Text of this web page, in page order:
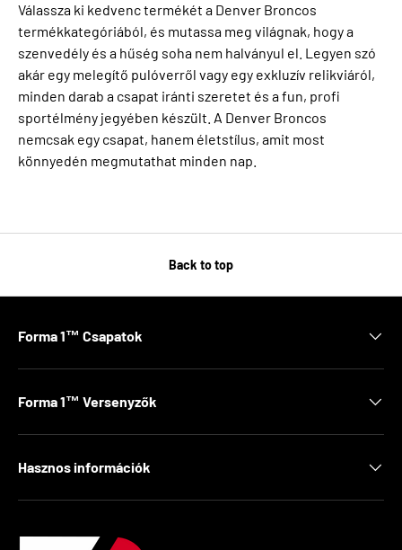
Válassza ki kedvenc termékét a Denver Broncos
termékkategóriából, és mutassa meg világnak, hogy a
szenvedély és a hűség soha nem halványul el. Legyen szó
akár egy melegítő pulóverről vagy egy exkluzív relikviáról,
minden darab a csapat iránti szeretet és a fun, profi
sportélmény jegyében készült. A Denver Broncos
nemcsak egy csapat, hanem életstílus, amit most
könnyedén megmutathat minden nap.
Back to top
Forma 1™ Csapatok
Forma 1™ Versenyzők
Hasznos információk